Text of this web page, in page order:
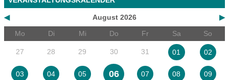
◀ ▶
August 2026
Mo
Di Mi Do Fr Sa So
27 28 29 30 31 01 02
03 04 05 06 07 08 09